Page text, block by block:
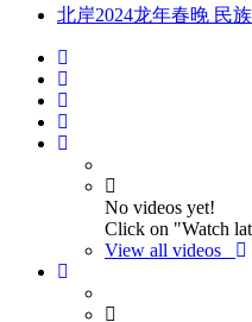
北岸2024龙年春晚 民族
No videos yet!
Click on "Watch
View all videos